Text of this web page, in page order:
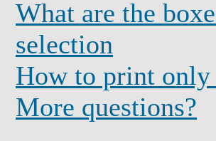
What are the
selection
How to print only
More questions?